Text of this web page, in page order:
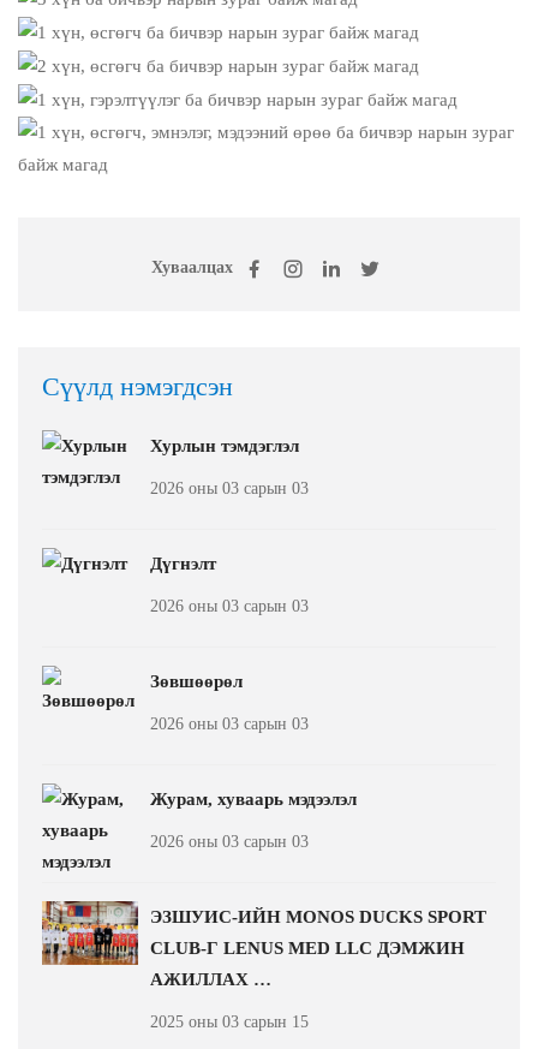
Хуваалцах
Сүүлд нэмэгдсэн
Хурлын тэмдэглэл
2026 оны 03 сарын 03
Дүгнэлт
2026 оны 03 сарын 03
Зөвшөөрөл
2026 оны 03 сарын 03
Журам, хуваарь мэдээлэл
2026 оны 03 сарын 03
ЭЗШУИС-ИЙН MONOS DUCKS SPORT
CLUB-Г LENUS MED LLC ДЭМЖИН
АЖИЛЛАХ …
2025 оны 03 сарын 15